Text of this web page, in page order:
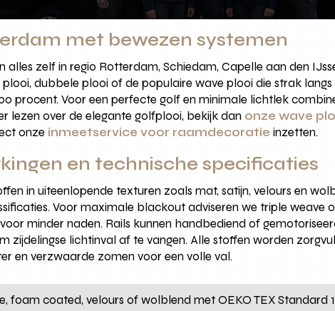
met bewezen systemen
alles zelf in regio Rotterdam, Schiedam, Capelle aan den
dubbele plooi of de populaire wave plooi die strak
procent. Voor een perfecte golf en minimale lichtlek
lezen over de elegante golfplooi, bekijk dan onze wave
onze inmeetservice voor raamdecoratie inzetten.
en technische specificaties
in uiteenlopende texturen zoals mat, satijn, velours en
Voor maximale blackout adviseren we triple weave
minder naden. Rails kunnen handbediend of
zijdelingse lichtinval af te vangen. Alle stoffen worden
en verzwaarde zomen voor een volle val.
foam coated, velours of wolblend met OEKO TEX Standard